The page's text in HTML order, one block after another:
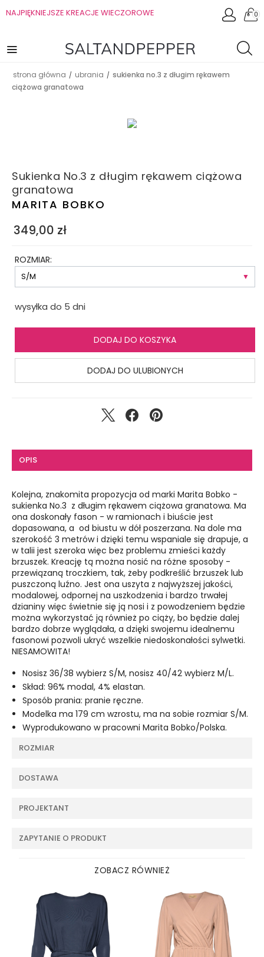
NAJPIĘKNIEJSZE KREACJE WIECZOROWE 0
strona główna / ubrania / sukienka no.3 z długim rękawem
ciążowa granatowa
Sukienka No.3 z długim rękawem ciążowa
granatowa
MARITA BOBKO
349,00 zł
ROZMIAR:
wysyłka do 5 dni
DODAJ DO KOSZYKA
DODAJ DO ULUBIONYCH
OPIS
Kolejna, znakomita propozycja od marki Marita Bobko -
sukienka No.3 z długim rękawem ciążowa granatowa. Ma
ona doskonały fason - w ramionach i biuście jest
dopasowana, a od biustu w dół poszerzana. Na dole ma
szerokość 3 metrów i dzięki temu wspaniale się drapuje, a
w talii jest szeroka więc bez problemu zmieści każdy
brzuszek. Kreację tą można nosić na różne sposoby -
przewiązaną troczkiem, tak, żeby podkreślić brzuszek lub
puszczoną luźno. Jest ona uszyta z najwyższej jakości,
modalowej, odpornej na uszkodzenia i bardzo trwałej
dzianiny więc świetnie się ją nosi i z powodzeniem będzie
można wykorzystać ją również po ciąży, bo będzie dalej
bardzo dobrze wyglądała, a dzięki swojemu idealnemu
fasonowi pozwoli ukryć wszelkie niedoskonałości sylwetki.
NIESAMOWITA!
Nosisz 36/38 wybierz S/M, nosisz 40/42 wybierz M/L.
Skład: 96% modal, 4% elastan.
Sposób prania: pranie ręczne.
Modelka ma 179 cm wzrostu, ma na sobie rozmiar S/M.
Wyprodukowano w pracowni Marita Bobko/Polska.
ROZMIAR
DOSTAWA
PROJEKTANT
ZAPYTANIE O PRODUKT
ZOBACZ RÓWNIEŻ